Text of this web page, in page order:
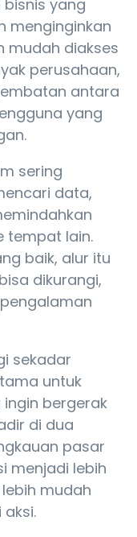
yang
menginginkan
mudah diakses
perusahaan,
antara
yang
sering
data,
tempat lain.
baik, alur itu
dikurangi,
sekadar
untuk
bergerak
di dua
pasar
menjadi lebih
mudah